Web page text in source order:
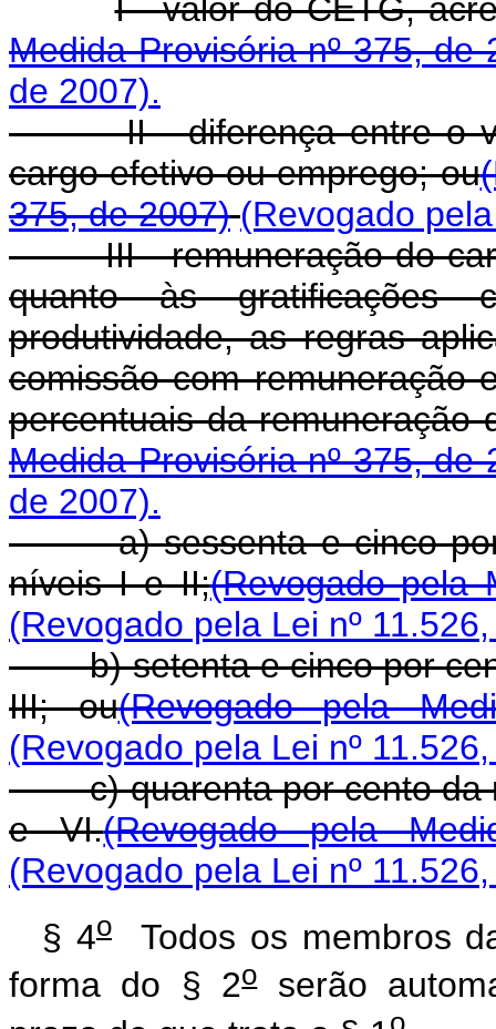
I - valor do CETG,
Medida Provisória nº 375, de
de 2007).
II - diferença entre o
cargo efetivo ou emprego; ou
375, de 2007) (Revogado
III - remuneração do
quanto às gratificações
produtividade, as regras
comissão com remuneração
percentuais da remuneração
Medida Provisória nº 375, de
de 2007).
a) sessenta e cinco por
níveis I e II;(Revogado pela
(Revogado pela Lei nº
b) setenta e cinco por
III; ou(Revogado pela
(Revogado pela Lei nº
c) quarenta por cento da
e VI.(Revogado pela
(Revogado pela Lei nº
§ 4oTodos os membros
forma do § 2oserão